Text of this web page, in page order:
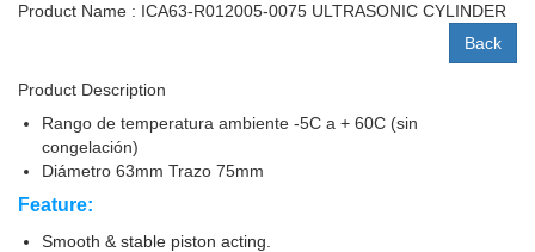
Product Name : ICA63-R012005-0075 ULTRASONIC CYLINDER
Back
Product Description
Rango de temperatura ambiente -5C a + 60C (sin
congelación)
Diámetro 63mm Trazo 75mm
Feature:
Smooth & stable piston acting.